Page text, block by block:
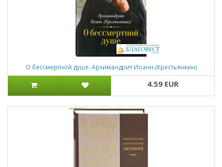
О бессмертной душе. Архимандрит Иоанн (Крестьянкин)
4.59 EUR